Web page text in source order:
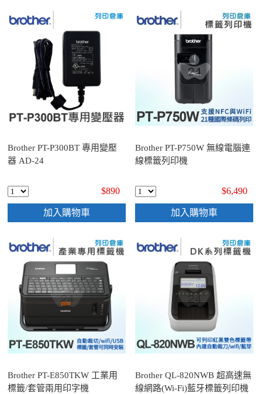
Brother PT-P300BT 專用變壓
器 AD-24
$890
加入購物車
Brother PT-P750W 無線電腦連
線標籤列印機
$6,490
加入購物車
Brother PT-E850TKW 工業用
標籤/套管兩用印字機
Brother QL-820NWB 超高速無
線網路(Wi-Fi)藍牙標籤列印機